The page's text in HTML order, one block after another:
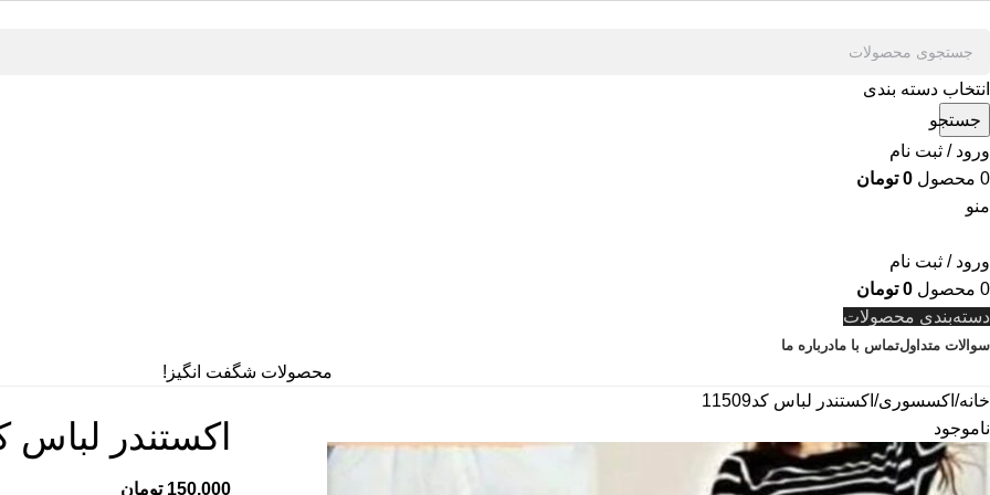
انتخاب دسته بندی
جستجو
ورود / ثبت نام
0 محصول 0 تومان
منو
ورود / ثبت نام
0 محصول 0 تومان
دسته‌بندی محصولات
سوالات متداولتماس با مادرباره ما
محصولات شگفت انگیز!
خانه اکسسوری اکستندر لباس کد11509
ناموجود
اکستندر لباس
150,000 تومان